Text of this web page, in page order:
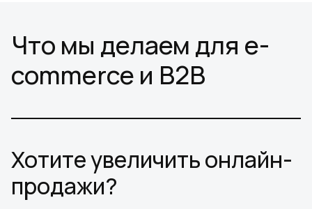
Что мы делаем для e-
commerce и B2B
Хотите увеличить онлайн-
продажи?